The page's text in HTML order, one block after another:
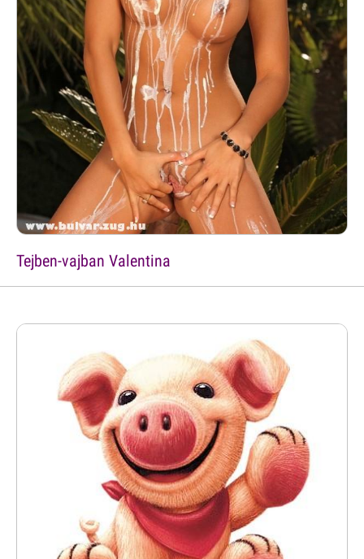
Tejben-vajban Valentina